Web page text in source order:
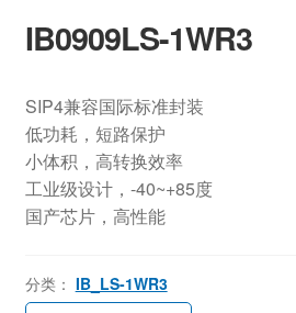
IB0909LS-1WR3
SIP4兼容国际标准封装
低功耗，短路保护
小体积，高转换效率
工业级设计，-40~+85度
国产芯片，高性能
分类： IB_LS-1WR3